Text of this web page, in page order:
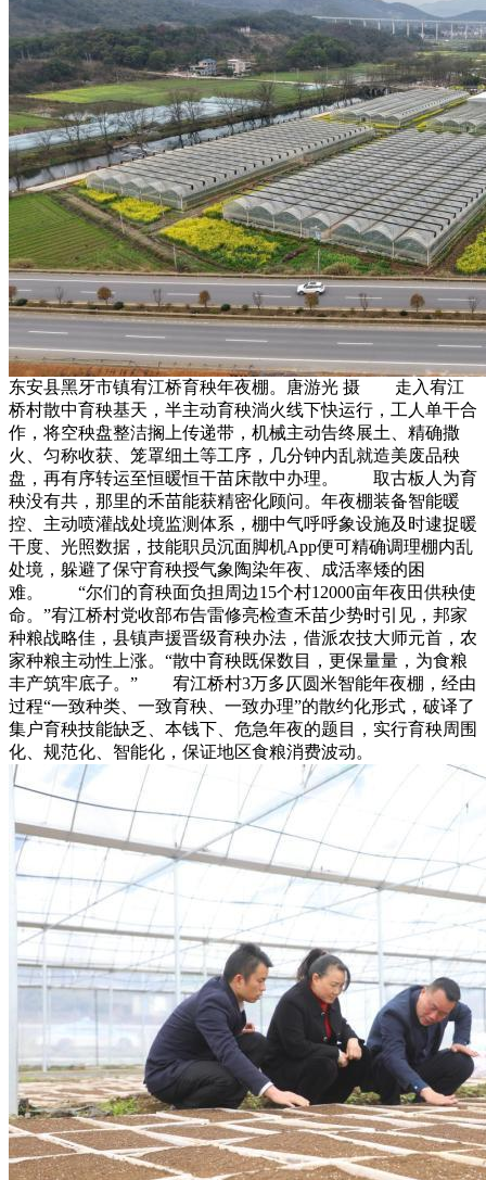
东安县黑牙市镇宥江桥育秧年夜棚。唐游光 摄 走入宥江
桥村散中育秧基天，半主动育秧淌火线下快运行，工人单干合
作，将空秧盘整洁搁上传递带，机械主动告终展土、精确撒
火、匀称收获、笼罩细土等工序，几分钟内乱就造美废品秧
盘，再有序转运至恒暖恒干苗床散中办理。 取古板人为育
秧没有共，那里的禾苗能获精密化顾问。年夜棚装备智能暖
控、主动喷灌战处境监测体系，棚中气呼呼象设施及时逮捉暖
干度、光照数据，技能职员沉面脚机App便可精确调理棚内乱
处境，躲避了保守育秧授气象陶染年夜、成活率矮的困
难。 “尔们的育秧面负担周边15个村12000亩年夜田供秧使
命。”宥江桥村党收部布告雷修亮检查禾苗少势时引见，邦家
种粮战略佳，县镇声援晋级育秧办法，借派农技大师元首，农
家种粮主动性上涨。“散中育秧既保数目，更保量量，为食粮
丰产筑牢底子。” 宥江桥村3万多仄圆米智能年夜棚，经由
过程“一致种类、一致育秧、一致办理”的散约化形式，破译了
集户育秧技能缺乏、本钱下、危急年夜的题目，实行育秧周围
化、规范化、智能化，保证地区食粮消费波动。